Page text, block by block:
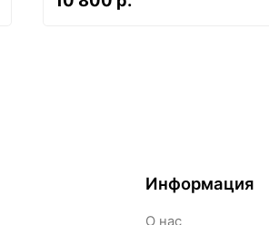
Информация